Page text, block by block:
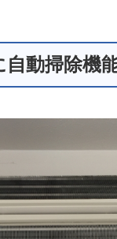
動掃除機